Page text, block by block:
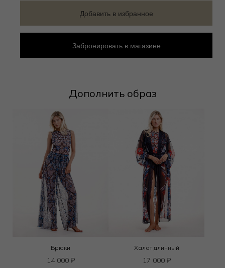
Дополнить образ
Брюки
14 000 ₽
Халат длинный
17 000 ₽
Добавить в избранное
Забронировать в магазине